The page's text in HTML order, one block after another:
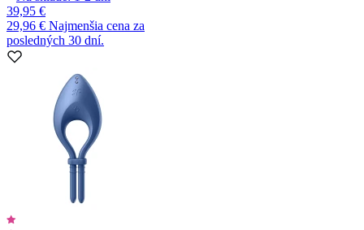
39,95 €
29,96 € Najmenšia cena za
posledných 30 dní.